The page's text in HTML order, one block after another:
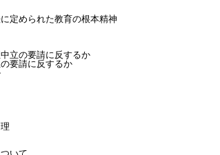
定められた教育の根本精神
立の要請に反するか
要請に反するか